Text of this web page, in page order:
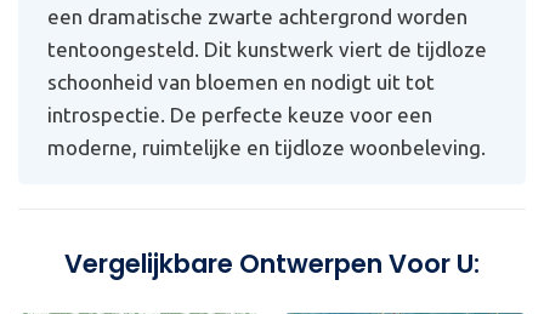
een dramatische zwarte achtergrond worden
tentoongesteld. Dit kunstwerk viert de tijdloze
schoonheid van bloemen en nodigt uit tot
introspectie. De perfecte keuze voor een
moderne, ruimtelijke en tijdloze woonbeleving.
Vergelijkbare Ontwerpen Voor U: